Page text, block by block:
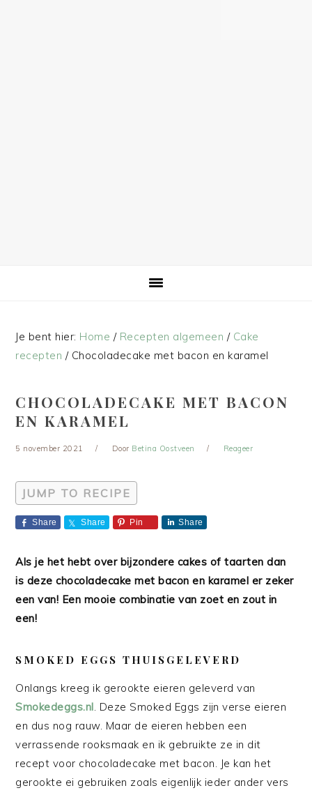
Je bent hier: Home / Recepten algemeen / Cake
recepten /Chocoladecake met bacon en karamel
CHOCOLADECAKE MET BACON
EN KARAMEL
5 november 2021 Door Betina Oostveen Reageer
JUMP TO RECIPE
Share Share Pin Share
Als je het hebt over bijzondere cakes of taarten dan
is deze chocoladecake met bacon en karamel er zeker
een van! Een mooie combinatie van zoet en zout in
een!
SMOKED EGGS THUISGELEVERD
Onlangs kreeg ik gerookte eieren geleverd van
Smokedeggs.nl. Deze Smoked Eggs zijn verse eieren
en dus nog rauw. Maar de eieren hebben een
verrassende rooksmaak en ik gebruikte ze in dit
recept voor chocoladecake met bacon. Je kan het
gerookte ei gebruiken zoals eigenlijk ieder ander vers